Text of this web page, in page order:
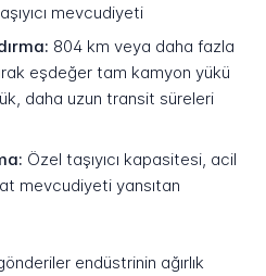
mevcudiyeti
804 km veya daha fazla
eşdeğer tam kamyon yükü
daha uzun transit süreleri
Özel taşıyıcı kapasitesi, acil
mevcudiyeti yansıtan
endüstrinin ağırlık